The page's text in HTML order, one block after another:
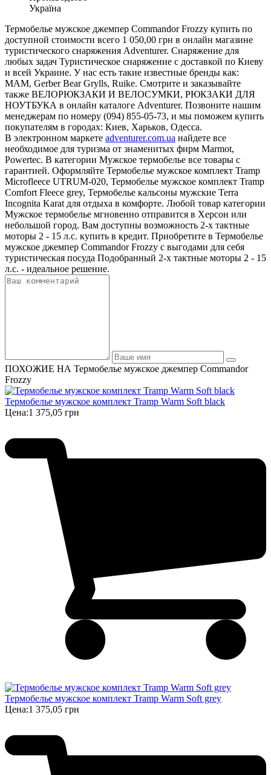
Україна
Термобелье мужское джемпер Commandor Frozzy купить по
доступной стоимости всего 1 050,00 грн в онлайн магазине
туристического снаряжения Adventurer. Снаряжение для
любых задач Туристическое снаряжение с доставкой по Киеву
и всей Украине. У нас есть такие известные бренды как:
MAM, Gerber Bear Grylls, Ruike. Смотрите и заказывайте
также ВЕЛОРЮКЗАКИ И ВЕЛОСУМКИ, РЮКЗАКИ ДЛЯ
НОУТБУКА в онлайн каталоге Adventurer. Позвоните нашим
менеджерам по номеру (094) 855-05-73, и мы поможем купить
покупателям в городах: Киев, Харьков, Одесса.
В электронном маркете adventurer.com.ua найдете все
необходимое для туризма от знаменитых фирм Marmot,
Powertec. В категории Мужское термобелье все товары с
гарантией. Оформляйте Термобелье мужское комплект Tramp
Microfleece UTRUM-020, Термобелье мужское комплект Tramp
Comfort Fleece grey, Термобелье кальсоны мужские Terra
Incognita Karat для отдыха в комфорте. Любой товар категории
Мужское термобелье мгновенно отправится в Херсон или
небольшой город. Вам доступны возможность 2-х тактные
моторы 2 - 15 л.с. купить в кредит. Приобретите в Термобелье
мужское джемпер Commandor Frozzy с выгодами для себя
туристическая посуда Подобранный 2-х тактные моторы 2 - 15
л.с. - идеальное решение.
ПОХОЖИЕ НА Термобелье мужское джемпер Commandor
Frozzy
Термобелье мужское комплект Tramp Warm Soft black
Цена:1 375,05 грн
Термобелье мужское комплект Tramp Warm Soft grey
Цена:1 375,05 грн